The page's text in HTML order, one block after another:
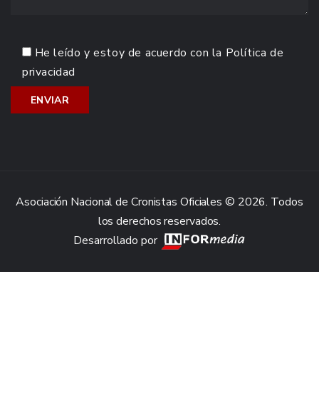
He leído y estoy de acuerdo con la Política de
privacidad
Asociación Nacional de Cronistas Oficiales © 2026. Todos
los derechos reservados.
Desarrollado por